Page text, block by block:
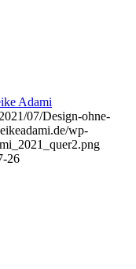
Adami
07/Design-ohne-
wp-
26